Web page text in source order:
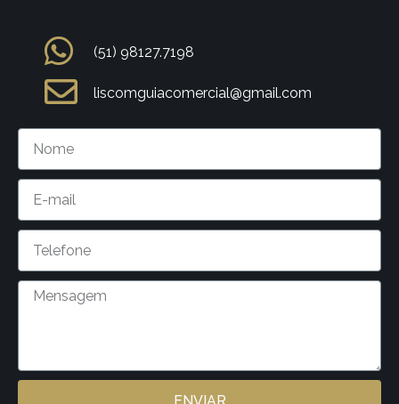
(51) 98127.7198
liscomguiacomercial@gmail.com